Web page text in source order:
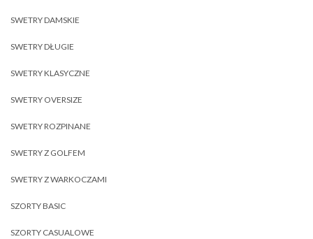
SWETRY DAMSKIE
SWETRY DŁUGIE
SWETRY KLASYCZNE
SWETRY OVERSIZE
SWETRY ROZPINANE
SWETRY Z GOLFEM
SWETRY Z WARKOCZAMI
SZORTY BASIC
SZORTY CASUALOWE